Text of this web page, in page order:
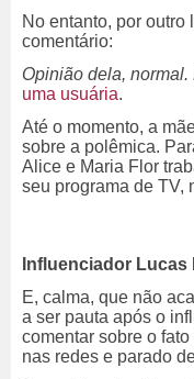
No entanto, por
comentário:
Opinião dela,
uma usuária.
Até o momento, a
sobre a polêmica.
Alice e Maria Flor
seu programa de TV,
Influenciador
E, calma, que não
a ser pauta após o
comentar sobre o
nas redes e parado